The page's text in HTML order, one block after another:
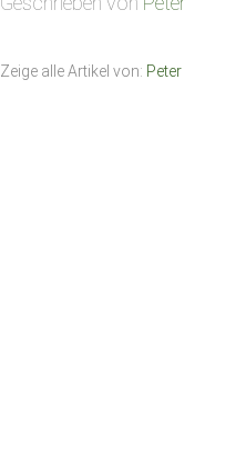
Zeige alle Artikel von: Peter